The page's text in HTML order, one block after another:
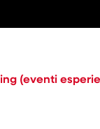
(eventi